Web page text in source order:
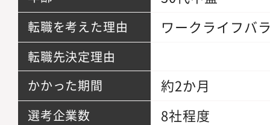
転職を考えた理由 ワークライフバ
転職先決定理由
かかった期間
約2か月
選考企業数 8社程度